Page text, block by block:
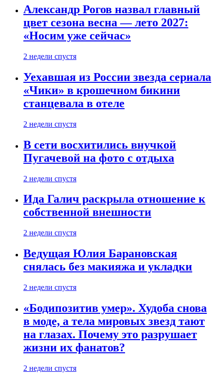
Александр Рогов назвал главный
цвет сезона весна — лето 2027:
«Носим уже сейчас»
2 недели спустя
Уехавшая из России звезда сериала
«Чики» в крошечном бикини
станцевала в отеле
2 недели спустя
В сети восхитились внучкой
Пугачевой на фото с отдыха
2 недели спустя
Ида Галич раскрыла отношение к
собственной внешности
2 недели спустя
Ведущая Юлия Барановская
снялась без макияжа и укладки
2 недели спустя
«Бодипозитив умер». Худоба снова
в моде, а тела мировых звезд тают
на глазах. Почему это разрушает
жизни их фанатов?
2 недели спустя